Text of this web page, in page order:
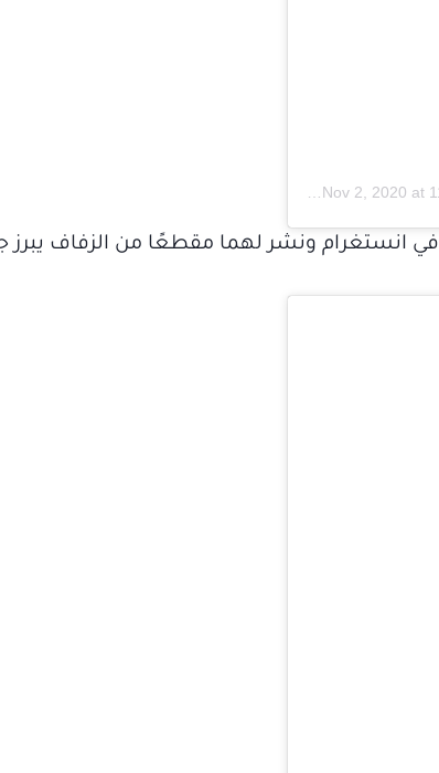
Nov 2, 2020 at
انستغرام ونشر لهما مقطعًا من الزفاف يبرز